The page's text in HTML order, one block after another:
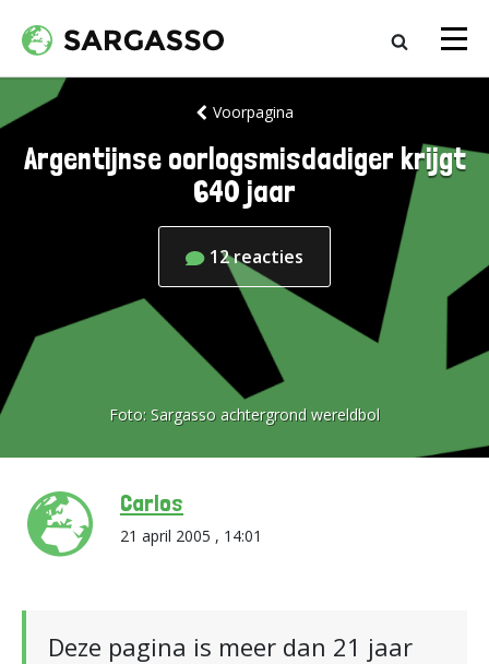
Voorpagina
Argentijnse oorlogsmisdadiger krijgt
640 jaar
12reacties
Foto: Sargasso achtergrond wereldbol
Carlos
21 april 2005 , 14:01
Deze pagina is meer dan 21 jaar